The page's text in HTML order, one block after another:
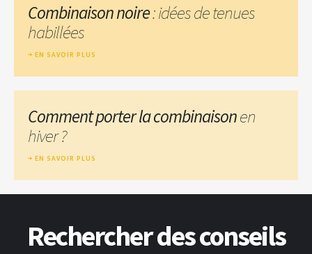
Combinaison noire: idées de tenues
habillées
EN SAVOIR PLUS
Comment porter la combinaisonen
hiver ?
EN SAVOIR PLUS
Rechercher des conseils